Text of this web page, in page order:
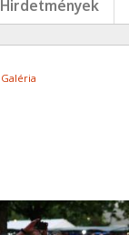
Hirdetmények
Galéria